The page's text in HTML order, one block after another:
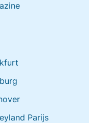
Parijs